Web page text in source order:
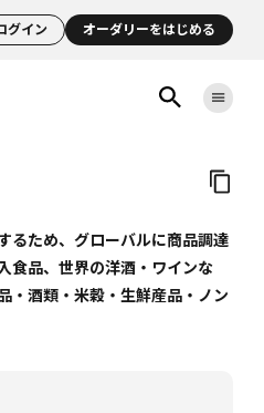
グイン オーダリーをはじめる
るため、グローバルに商品調達
食品、世界の洋酒・ワインな
・酒類・米穀・生鮮産品・ノン